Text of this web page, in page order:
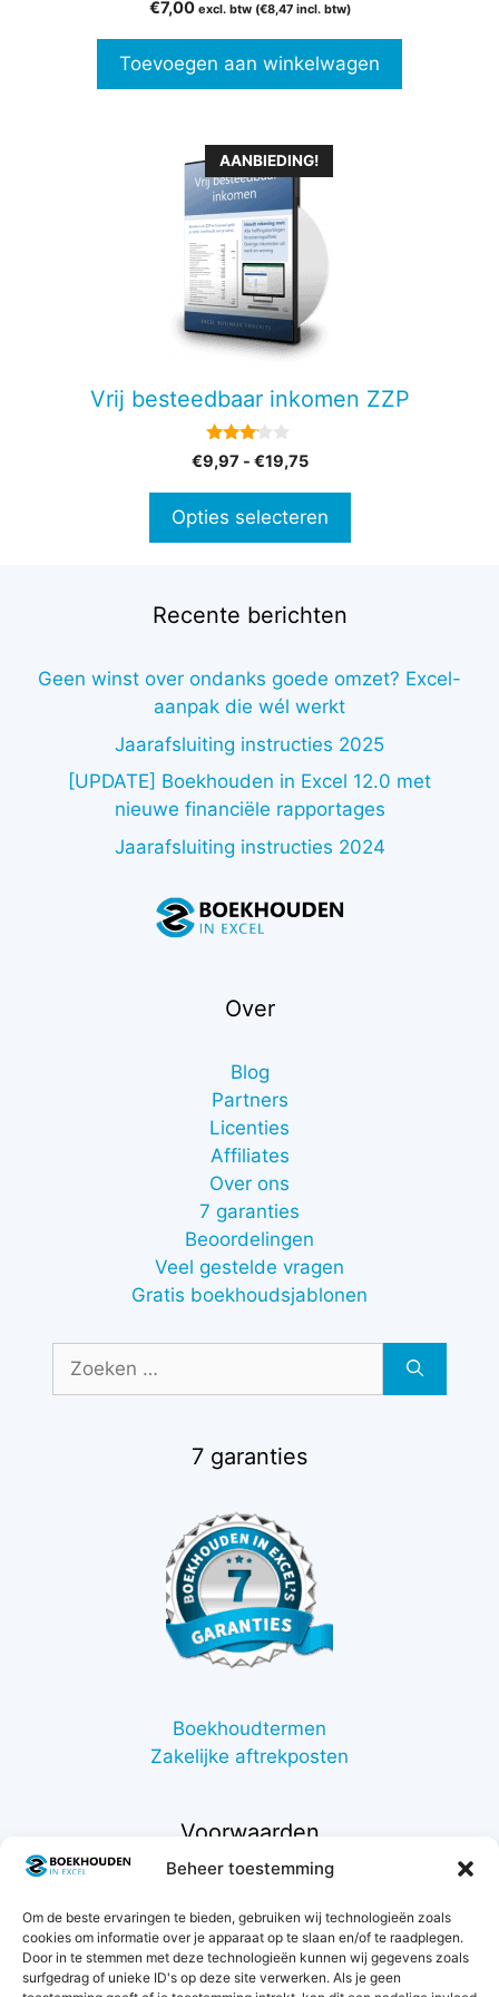
Beheer toestemming
Om de beste ervaringen te bieden, gebruiken wij technologieën zoals
cookies om informatie over je apparaat op te slaan en/of te raadplegen.
Door in te stemmen met deze technologieën kunnen wij gegevens zoals
surfgedrag of unieke ID's op deze site verwerken. Als je geen
van 5
€7,00 excl. btw (€8,47incl. btw)
Toevoegen aan winkelwagen
AANBIEDING!
Vrij besteedbaar inkomen ZZP
3.00
van 5
€9,97 - €19,75Prijsklasse:
€19,75
Opties selecteren
worden
productpagina
Recente berichten
Geen winst over ondanks goede omzet? Excel-
aanpak die wél werkt
Jaarafsluiting instructies 2025
[UPDATE] Boekhouden in Excel 12.0 met
nieuwe financiële rapportages
Jaarafsluiting instructies 2024
Over
Blog
Partners
Licenties
Affiliates
Over ons
7 garanties
Beoordelingen
Veel gestelde vragen
Gratis boekhoudsjablonen
naar:
7 garanties
Boekhoudtermen
Zakelijke aftrekposten
Voorwaarden
Support
Retourneren
Privacybeleid